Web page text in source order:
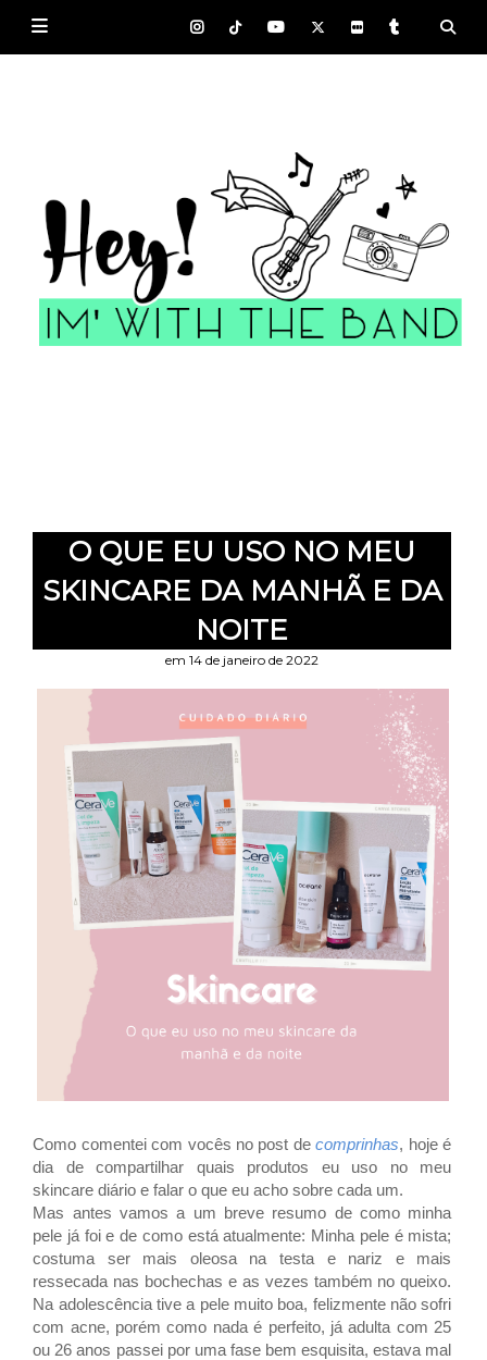
O QUE EU USO NO MEU
SKINCARE DA MANHÃ E DA
NOITE
em 14 de janeiro de 2022
Como comentei com vocês no post decomprinhas, hoje é
dia de compartilhar quais produtos eu uso no meu
skincare diário e falar o que eu acho sobre cada um.
Mas antes vamos a um breve resumo de como minha
pele já foi e de como está atualmente: Minha pele é mista;
costuma ser mais oleosa na testa e nariz e mais
ressecada nas bochechas e as vezes também no queixo.
Na adolescência tive a pele muito boa, felizmente não sofri
com acne, porém como nada é perfeito, já adulta com 25
ou 26 anos passei por uma fase bem esquisita, estava mal